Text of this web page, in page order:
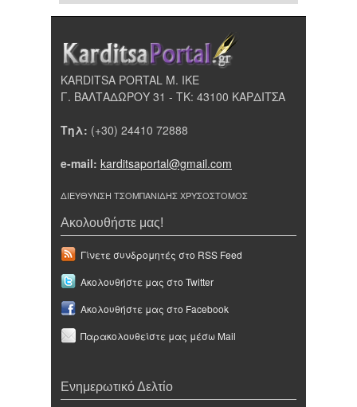
KARDITSA PORTAL Μ. ΙΚΕ
Γ. ΒΑΛΤΑΔΩΡΟΥ 31 - ΤΚ: 43100 ΚΑΡΔΙΤΣΑ
Τηλ: (+30) 24410 72888
e-mail: karditsaportal@gmail.com
ΔΙΕΥΘΥΝΣΗ ΤΣΟΜΠΑΝΙΔΗΣ ΧΡΥΣΟΣΤΟΜΟΣ
Ακολουθήστε μας!
Γίνετε συνδρομητές στο RSS Feed
Ακολουθήστε μας στο Twitter
Ακολουθήστε μας στο Facebook
Παρακολουθείστε μας μέσω Mail
Ενημερωτικό Δελτίο